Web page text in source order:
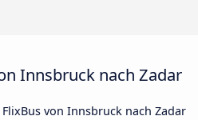
Innsbruck nach Zadar
von Innsbruck nach Zadar